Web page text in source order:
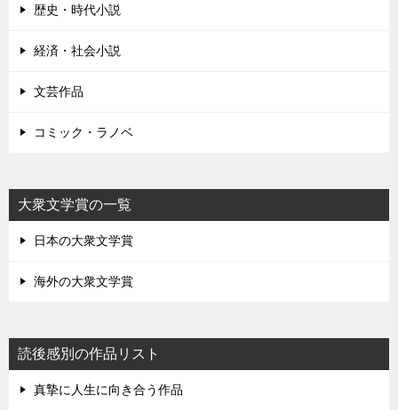
歴史・時代小説
経済・社会小説
文芸作品
コミック・ラノベ
大衆文学賞の一覧
日本の大衆文学賞
海外の大衆文学賞
読後感別の作品リスト
真摯に人生に向き合う作品